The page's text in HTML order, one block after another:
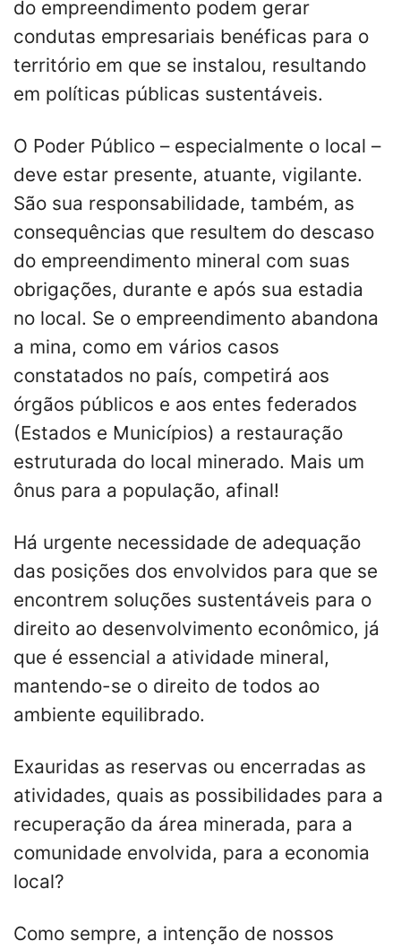
do empreendimento podem gerar
condutas empresariais benéficas para o
território em que se instalou, resultando
em políticas públicas sustentáveis.
O Poder Público – especialmente o local –
deve estar presente, atuante, vigilante.
São sua responsabilidade, também, as
consequências que resultem do descaso
do empreendimento mineral com suas
obrigações, durante e após sua estadia
no local. Se o empreendimento abandona
a mina, como em vários casos
constatados no país, competirá aos
órgãos públicos e aos entes federados
(Estados e Municípios) a restauração
estruturada do local minerado. Mais um
ônus para a população, afinal!
Há urgente necessidade de adequação
das posições dos envolvidos para que se
encontrem soluções sustentáveis para o
direito ao desenvolvimento econômico, já
que é essencial a atividade mineral,
mantendo-se o direito de todos ao
ambiente equilibrado.
Exauridas as reservas ou encerradas as
atividades, quais as possibilidades para a
recuperação da área minerada, para a
comunidade envolvida, para a economia
local?
Como sempre, a intenção de nossos